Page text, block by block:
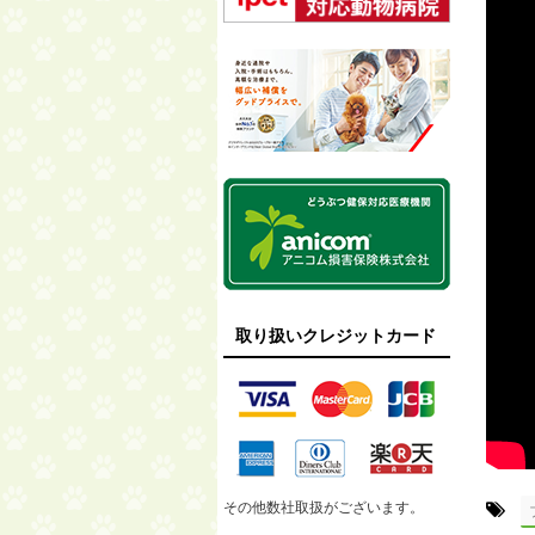
取り扱いクレジットカード
その他数社取扱がございます。